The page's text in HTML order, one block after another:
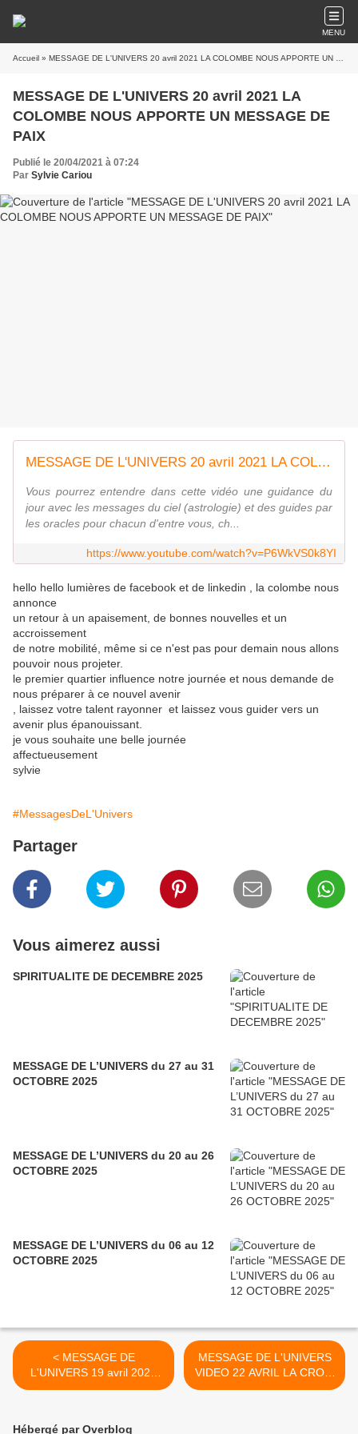
MENU
Accueil » MESSAGE DE L'UNIVERS 20 avril 2021 LA COLOMBE NOUS APPORTE UN MESSAGE DE PAIX
MESSAGE DE L'UNIVERS 20 avril 2021 LA
COLOMBE NOUS APPORTE UN MESSAGE DE
PAIX
Publié le 20/04/2021 à 07:24
Par Sylvie Cariou
MESSAGE DE L'UNIVERS 20 avril 2021 LA COLOMBE NOUS APPORTE UN MESSAGE DE PAIX ET D ASCENSION
Vous pourrez entendre dans cette vidéo une guidance du
jour avec les messages du ciel (astrologie) et des guides par
les oracles pour chacun d'entre vous, ch...
https://www.youtube.com/watch?v=P6WkVS0k8YI
hello hello lumières de facebook et de linkedin , la colombe nous
annonce
un retour à un apaisement, de bonnes nouvelles et un
accroissement
de notre mobilité, même si ce n'est pas pour demain nous allons
pouvoir nous projeter.
le premier quartier influence notre journée et nous demande de
nous préparer à ce nouvel avenir
, laissez votre talent rayonner et laissez vous guider vers un
avenir plus épanouissant.
je vous souhaite une belle journée
affectueusement
sylvie
#MessagesDeL'Univers
Partager
Vous aimerez aussi
SPIRITUALITE DE DECEMBRE 2025
MESSAGE DE L’UNIVERS du 27 au 31
OCTOBRE 2025
MESSAGE DE L’UNIVERS du 20 au 26
OCTOBRE 2025
MESSAGE DE L’UNIVERS du 06 au 12
OCTOBRE 2025
< MESSAGE DE
L'UNIVERS 19 avril 2021
LE DRAGON "Prends tes
MESSAGE DE L'UNIVERS
VIDEO 22 AVRIL LA CROIX
>
Hébergé par Overblog